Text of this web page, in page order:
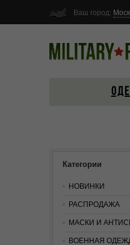
Ваш город:
Категории
НОВИНКИ
РАСПРОДАЖА
МАСКИ И
ВОЕННАЯ